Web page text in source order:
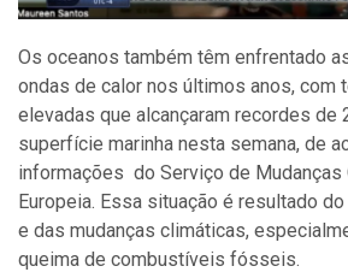
Os oceanos também têm enfrentado
ondas de calor nos últimos anos, com
elevadas que alcançaram recordes de
superfície marinha nesta semana, de
informações do Serviço de Mudanças
Europeia. Essa situação é resultado
e das mudanças climáticas,
queima de combustíveis fósseis.